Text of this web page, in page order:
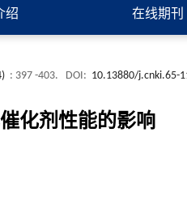
绍 在线期刊
: 397 -403. DOI: 10.13880/j.cnki.65-
化剂性能的影响